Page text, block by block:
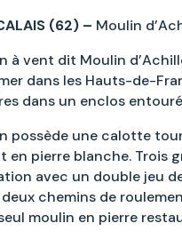
(62) – Moulin
à vent dit Moulin
dans les Hauts-de-
dans un enclos
possède une calotte
en pierre blanche. Trois
avec un double jeu
chemins de
moulin en pierre